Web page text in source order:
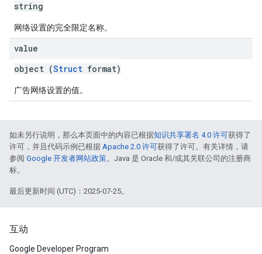
string
网络设置的完全限定名称。
value
object (Struct format)
广告网络设置的值。
如未另行说明，那么本页面中的内容已根据知识共享署名 4.0 许可获得了
许可，并且代码示例已根据 Apache 2.0 许可获得了许可。有关详情，请
参阅 Google 开发者网站政策。Java 是 Oracle 和/或其关联公司的注册商
标。
最后更新时间 (UTC)：2025-07-25。
互动
Google Developer Program